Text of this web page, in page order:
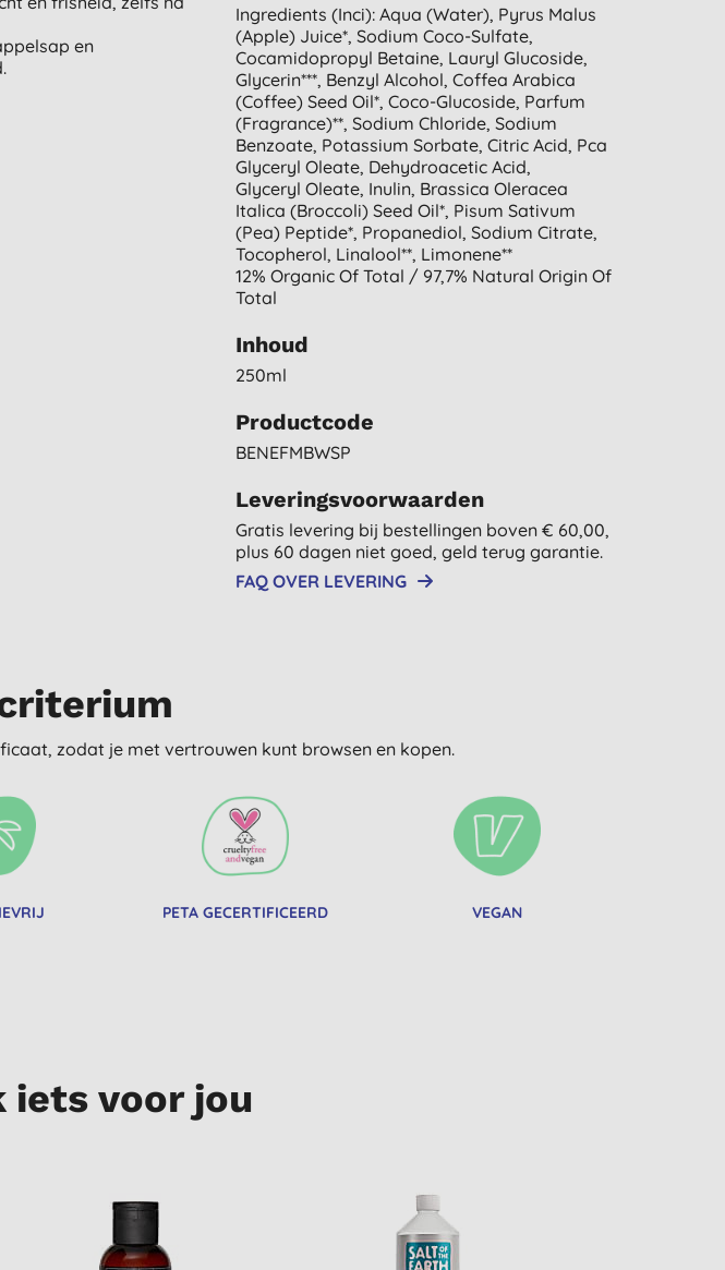
en
Ingredients (inci): Aqua (water), Pyrus Malus
(apple) Juice*, Sodium Coco-Sulfate,
Cocamidopropyl Betaine, Lauryl Glucoside,
Glycerin***, Benzyl Alcohol, Coffea Arabica
(coffee) Seed Oil*, Coco-Glucoside, Parfum
(fragrance)**, Sodium Chloride, Sodium
Benzoate, Potassium Sorbate, Citric Acid, Pca
Glyceryl Oleate, Dehydroacetic Acid,
Glyceryl Oleate, Inulin, Brassica Oleracea
Italica (broccoli) Seed Oil*, Pisum Sativum
(pea) Peptide*, Propanediol, Sodium Citrate,
Tocopherol, Linalool**, Limonene**
12% Organic Of Total / 97,7% Natural Origin Of
Total
Inhoud
250ml
Productcode
BENEFMBWSP
Leveringsvoorwaarden
Gratis levering bij bestellingen boven € 60,00,
plus 60 dagen niet goed, geld terug garantie.
FAQ OVER LEVERING
zodat je met vertrouwen kunt browsen en kopen.
PETA GECERTIFICEERD VEGAN
iets voor jou